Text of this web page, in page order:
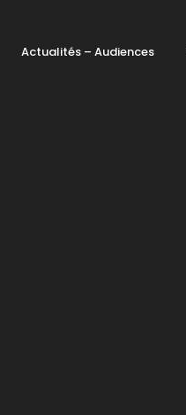
Actualités – Audiences